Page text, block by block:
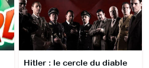
Hitler : le cercle du diable